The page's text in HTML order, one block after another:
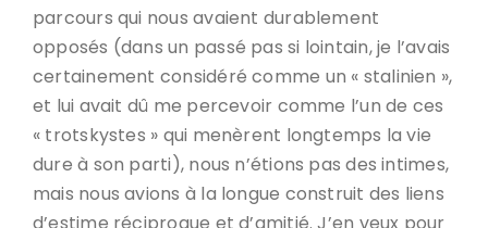
parcours qui nous avaient durablement
opposés (dans un passé pas si lointain, je l’avais
certainement considéré comme un « stalinien »,
et lui avait dû me percevoir comme l’un de ces
« trotskystes » qui menèrent longtemps la vie
dure à son parti), nous n’étions pas des intimes,
mais nous avions à la longue construit des liens